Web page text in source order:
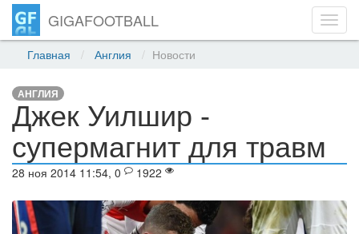
GIGAFOOTBALL
Главная Англия Новости
АНГЛИЯ
Джек Уилшир -
супермагнит для травм
28 ноя 2014 11:54, 0 1922